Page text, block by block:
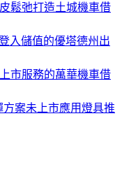
鬆弛打造土城機車借
入儲值的優塔德州出
市服務的萬華機車借
案未上市應用燈具推